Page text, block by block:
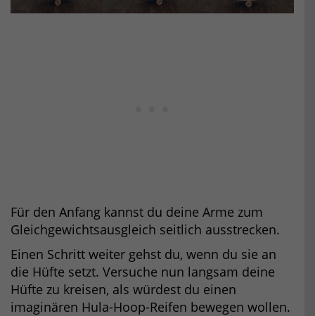
Für den Anfang kannst du deine Arme zum
Gleichgewichtsausgleich seitlich ausstrecken.
Einen Schritt weiter gehst du, wenn du sie an
die Hüfte setzt. Versuche nun langsam deine
Hüfte zu kreisen, als würdest du einen
imaginären Hula-Hoop-Reifen bewegen wollen.